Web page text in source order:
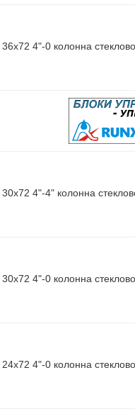
36х72 4"-0 колонна
30х72 4"-4" колонна
30х72 4"-0 колонна
24х72 4"-0 колонна